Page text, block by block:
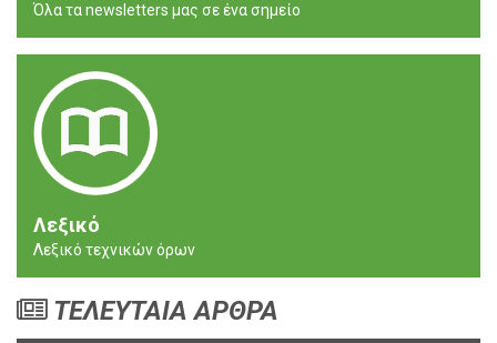
Όλα τα newsletters μας σε ένα σημείο
Λεξικό
Λεξικό τεχνικών όρων
ΤΕΛΕΥΤΑΙΑ ΑΡΘΡΑ